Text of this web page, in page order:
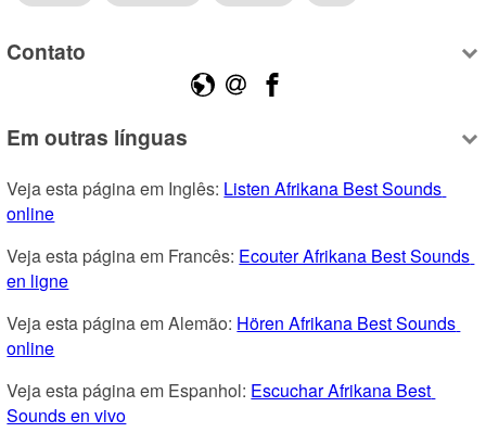
Contato
Em outras línguas
Veja esta página em Inglês: Listen Afrikana Best Sounds
online
Veja esta página em Francês: Ecouter Afrikana Best Sounds
en ligne
Veja esta página em Alemão: Hören Afrikana Best Sounds
online
Veja esta página em Espanhol: Escuchar Afrikana Best
Sounds en vivo